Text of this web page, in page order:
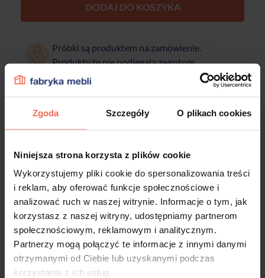
Zgoda Szczegóły O plikach cookies
Niniejsza strona korzysta z plików cookie
Wykorzystujemy pliki cookie do spersonalizowania treści
i reklam, aby oferować funkcje społecznościowe i
analizować ruch w naszej witrynie. Informacje o tym, jak
korzystasz z naszej witryny, udostępniamy partnerom
społecznościowym, reklamowym i analitycznym.
Partnerzy mogą połączyć te informacje z innymi danymi
otrzymanymi od Ciebie lub uzyskanymi podczas
korzystania z ich usług.
DODAJ DO KOSZYKA
Próbki są produktem na zamówienie.
Produkty te nie podlegają zwrotom.
Opis
Minimalistyczny zaokrąglony kształt profilu
Tulip Tende doda odrobinę elegancji do
każdego nowoczesnego wnętrza. Uchwyty
dostosowane są na całą szerokość drzwiczek,
jednak ze względu na prosty (przedni) montaż
bez konieczności frezowania, można